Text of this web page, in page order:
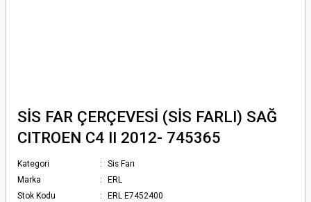
SİS FAR ÇERÇEVESİ (SİS FARLI) SAĞ
CITROEN C4 II 2012- 745365
Kategori
Sis Farı
Marka
ERL
Stok Kodu
ERL E7452400